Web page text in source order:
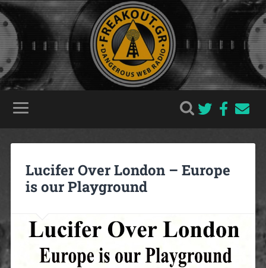
Lucifer Over London – Europe
is our Playground